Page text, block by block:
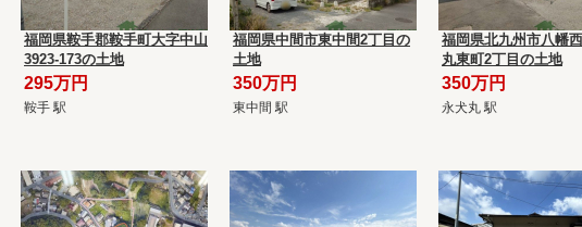
福岡県鞍手郡鞍手町大字中山
3923-173の土地
295万円
鞍手 駅
福岡県中間市東中間2丁目の
土地
350万円
東中間 駅
福岡県北九州市八幡
丸東町2丁目の土地
350万円
永犬丸 駅